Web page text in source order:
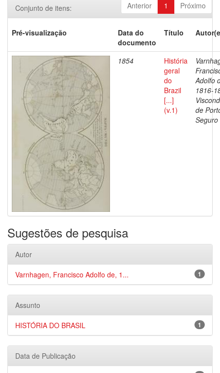
Anterior 1 Próximo
Conjunto de itens:
Pré-visualização
Data do
documento
Título
1854
História
geral
do
Brazil
[...]
(v.1)
Adolfo
1816-
de
Seguro
Sugestões de pesquisa
Autor
1
Varnhagen, Francisco Adolfo de, 1...
Assunto
1
HISTÓRIA DO BRASIL
Data de Publicação